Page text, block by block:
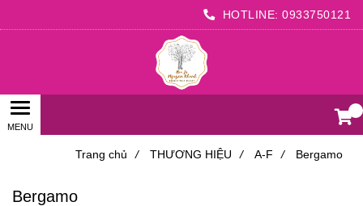
HOTLINE: 0933750121
Trang chủ / THƯƠNG HIỆU / A-F / Bergamo
Bergamo